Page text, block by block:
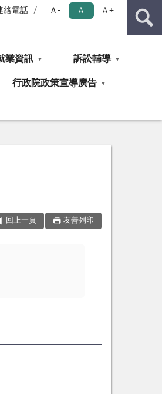
絡電話 Ａ- Ａ Ａ+
業資訊 訴訟輔導
行政院政策宣導廣告
回上一頁 友善列印